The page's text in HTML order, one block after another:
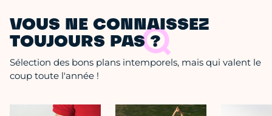
VOUS NE CONNAISSEZ
TOUJOURS PAS ?
Sélection des bons plans intemporels, mais qui valent le
coup toute l'année !